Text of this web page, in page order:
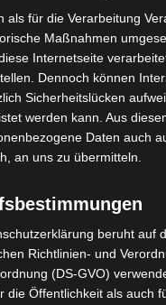
Spa-Bereiche, die
Zudem ist die ASUKA
des japanischen
ist für Frühjahr
Metern wird es Platz
für den Umweltschutz
wieder rückwärts
hat sich
als für die Verarbeitung
Maßnahmen
Internetseite
Dennoch können
Sicherheitslücken
werden kann. Aus
Daten auch
an uns zu übermitteln.
beruht auf
Richtlinien- und
(DS-GVO)
die Öffentlichkeit als auch